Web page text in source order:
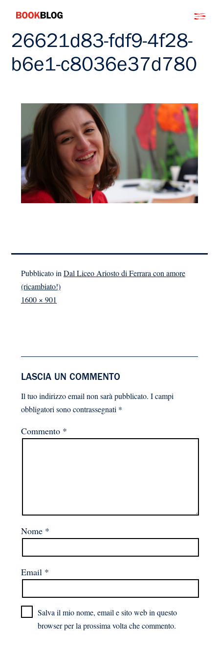
contenuto
Bookblog
26621d83-fdf9-4f28-
b6e1-c8036e37d780
Pubblicato in Dal Liceo Ariosto di Ferrara con amore
(ricambiato!)
A
1600 × 901
LASCIA UN COMMENTO
Il tuo indirizzo email non sarà pubblicato. I campi
obbligatori sono contrassegnati *
Commento *
Nome *
Email *
Salva il mio nome, email e sito web in questo
browser per la prossima volta che commento.